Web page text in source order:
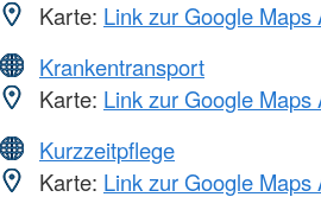
Karte: Link zur Google Maps
Krankentransport
Karte: Link zur Google Maps
Kurzzeitpflege
Karte: Link zur Google Maps